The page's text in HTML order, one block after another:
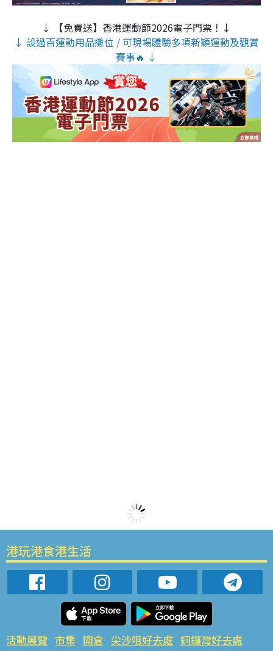
↓ 【免費送】香港運動節2026電子門票！↓
↓ 設過百運動用品攤位 / 可現場體驗多項新穎運動及觀賞
賽事🔥 ↓
港玩港食港生活
活動展覽 市集 開倉 尖沙咀好去處 銅鑼灣好去處